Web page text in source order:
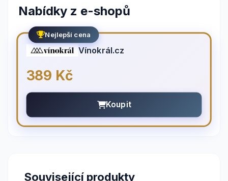
Nabídky z e-shopů
Nejlepší cena
Vínokrál.cz
389 Kč
Koupit
Související produkty